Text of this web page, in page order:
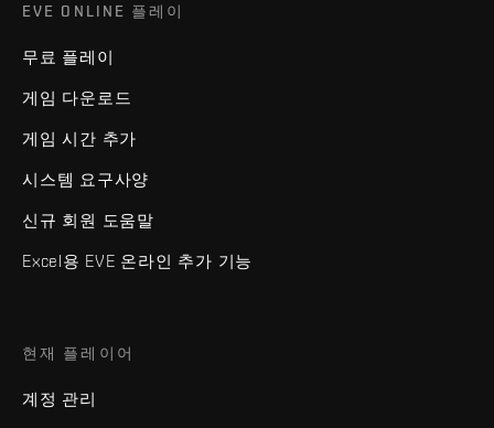
EVE ONLINE 플레이
무료 플레이
게임 다운로드
게임 시간 추가
시스템 요구사양
신규 회원 도움말
Excel용 EVE 온라인 추가 기능
현재 플레이어
계정 관리